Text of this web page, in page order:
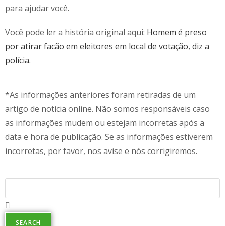
para ajudar você.
Você pode ler a história original aqui: Homem é preso
por atirar facão em eleitores em local de votação, diz a
polícia.
*As informações anteriores foram retiradas de um
artigo de notícia online. Não somos responsáveis caso
as informações mudem ou estejam incorretas após a
data e hora de publicação. Se as informações estiverem
incorretas, por favor, nos avise e nós corrigiremos.
SEARCH